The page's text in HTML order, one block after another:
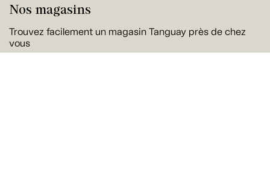
Nos magasins
Trouvez facilement un magasin Tanguay près de chez
vous